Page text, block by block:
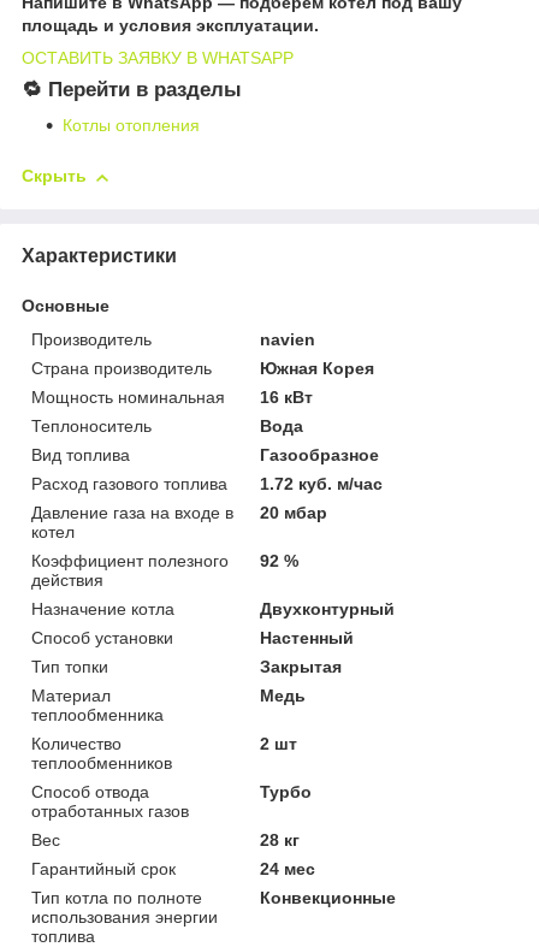
площадь и условия эксплуатации.
ОСТАВИТЬ ЗАЯВКУ В WHATSAPP
🔁 Перейти в разделы
Котлы отопления
Скрыть
Характеристики
Основные
Производитель
navien
Страна производитель
Южная Корея
Мощность номинальная
16 кВт
Теплоноситель
Вода
Вид топлива
Газообразное
Расход газового топлива
1.72 куб. м/час
Давление газа на входе в
котел
20 мбар
Коэффициент полезного
действия
92 %
Назначение котла
Двухконтурный
Способ установки
Настенный
Тип топки
Закрытая
Материал
теплообменника
Медь
Количество
теплообменников
2 шт
Способ отвода
отработанных газов
Турбо
Вес
28 кг
Гарантийный срок
24 мес
Тип котла по полноте
использования энергии
топлива
Конвекционные